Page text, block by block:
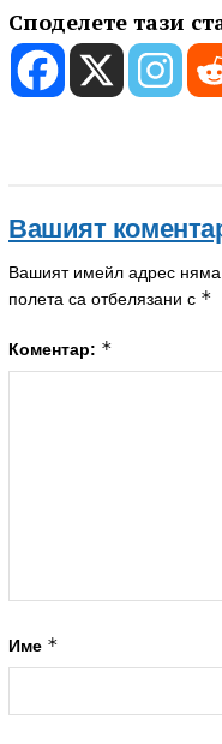
Споделете тази
Вашият
Вашият имейл адрес няма
полета са отбелязани с *
Коментар: *
Име *